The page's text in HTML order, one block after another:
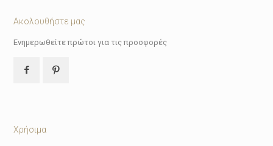
Ακολουθήστε μας
Ενημερωθείτε πρώτοι για τις προσφορές
Χρήσιμα